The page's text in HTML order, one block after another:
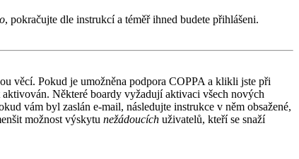
, pokračujte dle instrukcí a téměř ihned budete přihlášeni.
věcí. Pokud je umožněna podpora COPPA a klikli jste při
Některé boardy vyžadují aktivaci všech nových
vám byl zaslán e-mail, následujte instrukce v něm obsažené,
možnost výskytu nežádoucích uživatelů, kteří se snaží